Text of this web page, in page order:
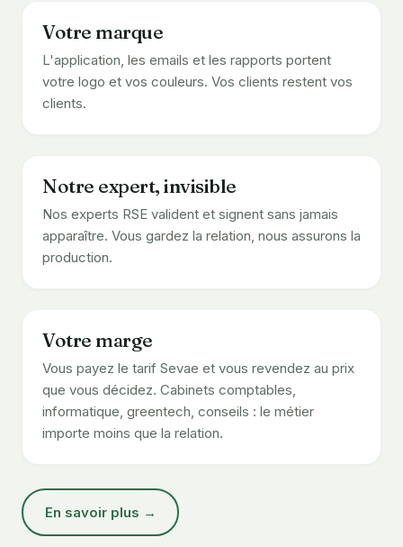
Votre marque
L'application, les emails et les rapports portent
votre logo et vos couleurs. Vos clients restent vos
clients.
Notre expert, invisible
Nos experts RSE valident et signent sans jamais
apparaître. Vous gardez la relation, nous assurons la
production.
Votre marge
Vous payez le tarif Sevae et vous revendez au prix
que vous décidez. Cabinets comptables,
informatique, greentech, conseils : le métier
importe moins que la relation.
En savoir plus →